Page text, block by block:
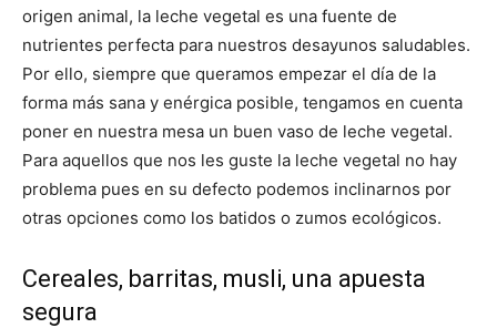
origen animal, la leche vegetal es una fuente de
nutrientes perfecta para nuestros desayunos saludables.
Por ello, siempre que queramos empezar el día de la
forma más sana y enérgica posible, tengamos en cuenta
poner en nuestra mesa un buen vaso de leche vegetal.
Para aquellos que nos les guste la leche vegetal no hay
problema pues en su defecto podemos inclinarnos por
otras opciones como los batidos o zumos ecológicos.
Cereales, barritas, musli, una apuesta
segura